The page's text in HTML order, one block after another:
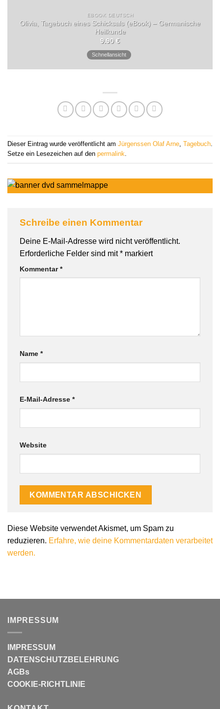
EBOOK DEUTSCH
Olivia, Tagebuch eines Schicksals (eBook) – Germanische
Heilkunde
9.90 €
Schnellansicht
Dieser Eintrag wurde veröffentlicht am Jürgenssen Olaf Arne, Tagebuch.
Setze ein Lesezeichen auf den permalink.
Schreibe einen Kommentar
Deine E-Mail-Adresse wird nicht veröffentlicht.
Erforderliche Felder sind mit* markiert
Kommentar*
Name *
E-Mail-Adresse *
Website
Diese Website verwendet Akismet, um Spam zu
reduzieren. Erfahre, wie deine Kommentardaten verarbeitet
werden.
IMPRESSUM
IMPRESSUM
DATENSCHUTZBELEHRUNG
AGBs
COOKIE-RICHTLINIE